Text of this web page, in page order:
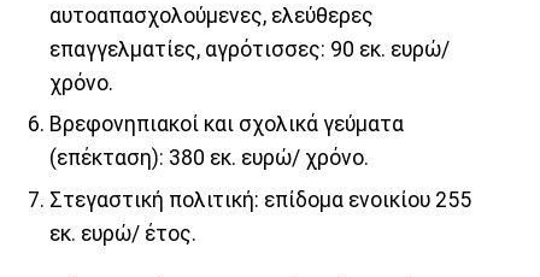
αυτοαπασχολούμενες, ελεύθερες
επαγγελματίες, αγρότισσες: 90 εκ. ευρώ/
χρόνο.
Βρεφονηπιακοί και σχολικά γεύματα
(επέκταση): 380 εκ. ευρώ/ χρόνο.
Στεγαστική πολιτική: επίδομα ενοικίου 255
εκ. ευρώ/ έτος.